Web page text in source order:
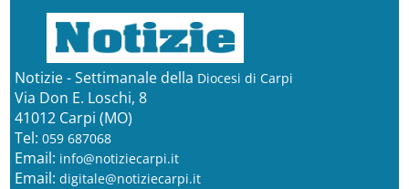
Notizie - Settimanale della Diocesi di Carpi
Via Don E. Loschi, 8
41012 Carpi (MO)
Tel: 059 687068
Email: info@notiziecarpi.it
Email: digitale@notiziecarpi.it